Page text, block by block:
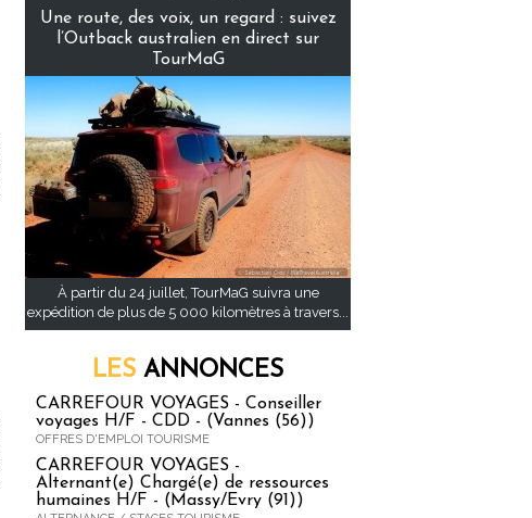
Une route, des voix, un regard : suivez
l’Outback australien en direct sur
TourMaG
À partir du 24 juillet, TourMaG suivra une
expédition de plus de 5 000 kilomètres à travers...
LES ANNONCES
CARREFOUR VOYAGES - Conseiller
voyages H/F - CDD - (Vannes (56))
OFFRES D'EMPLOI TOURISME
CARREFOUR VOYAGES -
Alternant(e) Chargé(e) de ressources
humaines H/F - (Massy/Evry (91))